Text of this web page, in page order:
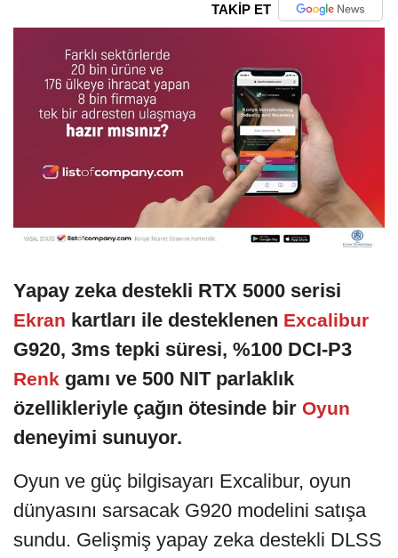
TAKİP ET
Yapay zeka destekli RTX 5000 serisi
Ekran kartları ile desteklenen Excalibur
G920, 3ms tepki süresi, %100 DCI-P3
Renk gamı ve 500 NIT parlaklık
özellikleriyle çağın ötesinde bir Oyun
deneyimi sunuyor.
Oyun ve güç bilgisayarı Excalibur, oyun
dünyasını sarsacak G920 modelini satışa
sundu. Gelişmiş yapay zeka destekli DLSS